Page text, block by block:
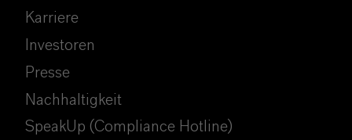
Karriere
Investoren
Presse
Nachhaltigkeit
SpeakUp (Compliance Hotline)